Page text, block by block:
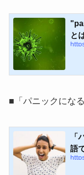
と
■「パニックにな
「
語